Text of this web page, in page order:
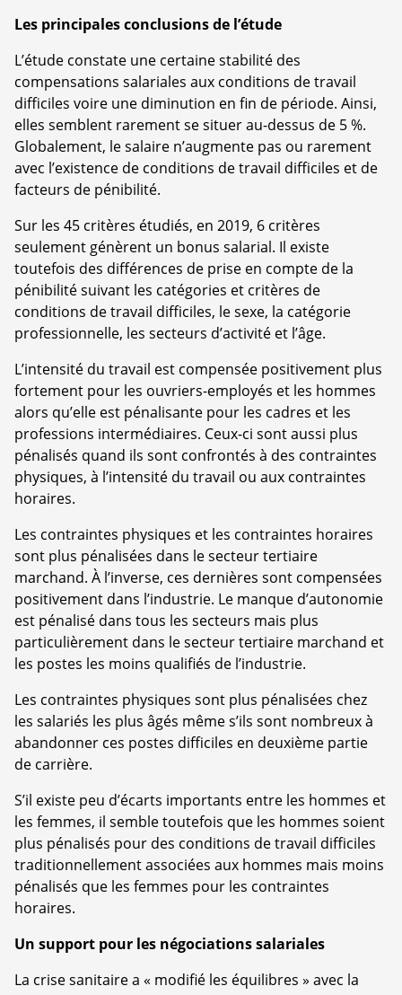
Les principales conclusions de l’étude
L’étude constate une certaine stabilité des
compensations salariales aux conditions de travail
difficiles voire une diminution en fin de période. Ainsi,
elles semblent rarement se situer au-dessus de 5 %.
Globalement, le salaire n’augmente pas ou rarement
avec l’existence de conditions de travail difficiles et de
facteurs de pénibilité.
Sur les 45 critères étudiés, en 2019, 6 critères
seulement génèrent un bonus salarial. Il existe
toutefois des différences de prise en compte de la
pénibilité suivant les catégories et critères de
conditions de travail difficiles, le sexe, la catégorie
professionnelle, les secteurs d’activité et l’âge.
L’intensité du travail est compensée positivement plus
fortement pour les ouvriers-employés et les hommes
alors qu’elle est pénalisante pour les cadres et les
professions intermédiaires. Ceux-ci sont aussi plus
pénalisés quand ils sont confrontés à des contraintes
physiques, à l’intensité du travail ou aux contraintes
horaires.
Les contraintes physiques et les contraintes horaires
sont plus pénalisées dans le secteur tertiaire
marchand. À l’inverse, ces dernières sont compensées
positivement dans l’industrie. Le manque d’autonomie
est pénalisé dans tous les secteurs mais plus
particulièrement dans le secteur tertiaire marchand et
les postes les moins qualifiés de l’industrie.
Les contraintes physiques sont plus pénalisées chez
les salariés les plus âgés même s’ils sont nombreux à
abandonner ces postes difficiles en deuxième partie
de carrière.
S’il existe peu d’écarts importants entre les hommes et
les femmes, il semble toutefois que les hommes soient
plus pénalisés pour des conditions de travail difficiles
traditionnellement associées aux hommes mais moins
pénalisés que les femmes pour les contraintes
horaires.
Un support pour les négociations salariales
La crise sanitaire a « modifié les équilibres » avec la